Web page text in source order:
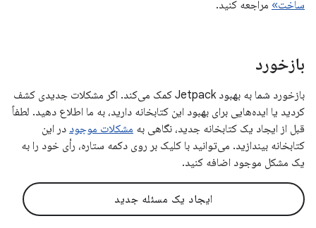
ساخت» مراجعه کنید.
بازخورد
بازخورد شما به بهبود Jetpack کمک می‌کند. اگر مشکلات جدیدی کشف
کردید یا ایده‌هایی برای بهبود این کتابخانه دارید، به ما اطلاع دهید. لطفاً
قبل از ایجاد یک کتابخانه جدید، نگاهی به مشکلات موجود در این
کتابخانه بیندازید. می‌توانید با کلیک بر روی دکمه ستاره، رأی خود را به
یک مشکل موجود اضافه کنید.
ایجاد یک مسئله جدید